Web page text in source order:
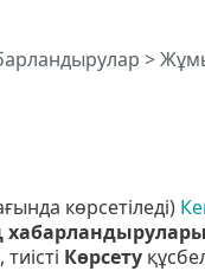
>
көрсетіледі)
хабарландырулары
Көрсету